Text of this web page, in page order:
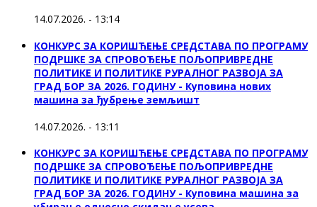
14.07.2026. - 13:14
КОНКУРС ЗА КОРИШЋЕЊЕ СРЕДСТАВА ПО ПРОГРАМУ
ПОДРШКЕ ЗА СПРОВОЂЕЊЕ ПОЉОПРИВРЕДНЕ
ПОЛИТИКЕ И ПОЛИТИКЕ РУРАЛНОГ РАЗВОЈА ЗА
ГРАД БОР ЗА 2026. ГОДИНУ - Куповина нових
машина за ђубрење земљишт
14.07.2026. - 13:11
КОНКУРС ЗА КОРИШЋЕЊЕ СРЕДСТАВА ПО ПРОГРАМУ
ПОДРШКЕ ЗА СПРОВОЂЕЊЕ ПОЉОПРИВРЕДНЕ
ПОЛИТИКЕ И ПОЛИТИКЕ РУРАЛНОГ РАЗВОЈА ЗА
ГРАД БОР ЗА 2026. ГОДИНУ - Куповинa машина за